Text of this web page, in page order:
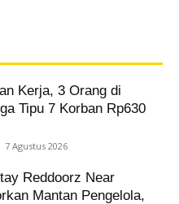
Kerja, 3 Orang di
Tipu 7 Korban Rp630
7 Agustus 2026
Reddoorz Near
Mantan Pengelola,